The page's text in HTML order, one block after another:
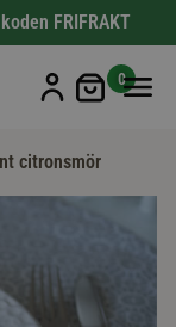
FRIFRAKT
Min
0
citronsmör